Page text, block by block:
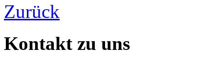
Zurück
Kontakt zu uns